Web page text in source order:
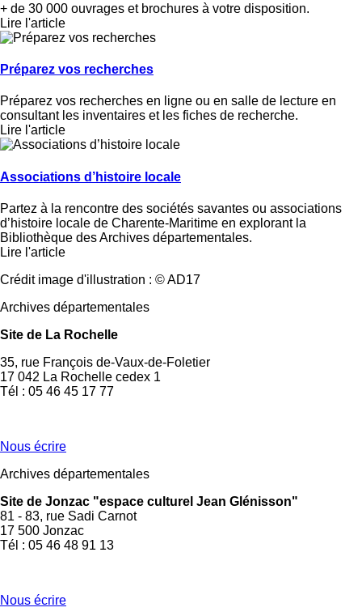
+ de 30 000 ouvrages et brochures à votre disposition.
Lire l'article
Préparez vos recherches
Préparez vos recherches en ligne ou en salle de lecture en
consultant les inventaires et les fiches de recherche.
Lire l'article
Associations d’histoire locale
Partez à la rencontre des sociétés savantes ou associations
d’histoire locale de Charente-Maritime en explorant la
Bibliothèque des Archives départementales.
Lire l'article
Crédit image d'illustration : © AD17
Archives départementales
Site de La Rochelle
35, rue François de-Vaux-de-Foletier
17 042 La Rochelle cedex 1
Tél : 05 46 45 17 77
Nous écrire
Archives départementales
Site de Jonzac "espace culturel Jean Glénisson"
81 - 83, rue Sadi Carnot
17 500 Jonzac
Tél : 05 46 48 91 13
Nous écrire